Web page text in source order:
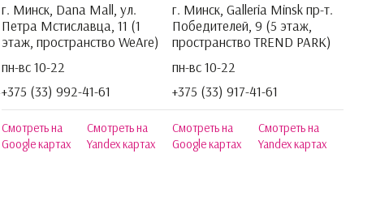
г. Минск, Dana Mall, ул.
Петра Мстиславца, 11 (1
этаж, пространство WeAre)
пн-вс 10-22
+375 (33) 992-41-61
Смотреть на
Google картах
Смотреть на
Yandex картах
г. Минск, Galleria Minsk пр-т.
Победителей, 9 (5 этаж,
пространство TREND PARK)
пн-вс 10-22
+375 (33) 917-41-61
Смотреть на
Google картах
Смотреть на
Yandex картах